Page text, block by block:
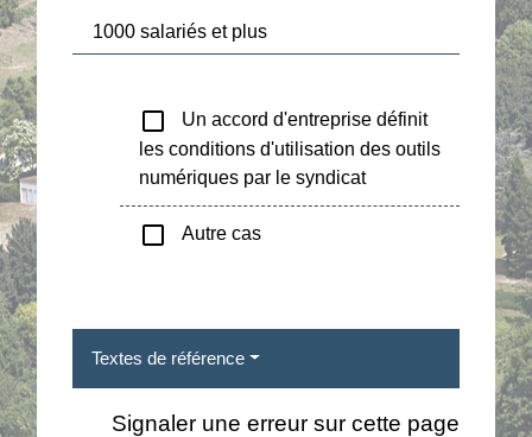
1000 salariés et plus
check_box_outline_blank
Un accord d'entreprise définit
les conditions d'utilisation des outils
numériques par le syndicat
check_box_outline_blank Autre cas
Textes de référence
Signaler une erreur sur cette page